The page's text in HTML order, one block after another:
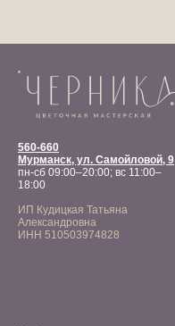
560-660
Мурманск, ул. Самойловой, 9
пн-сб 09:00–20:00; вс 11:00–
18:00
ИП Кудицкая Татьяна
Александровна
ИНН 510503974828